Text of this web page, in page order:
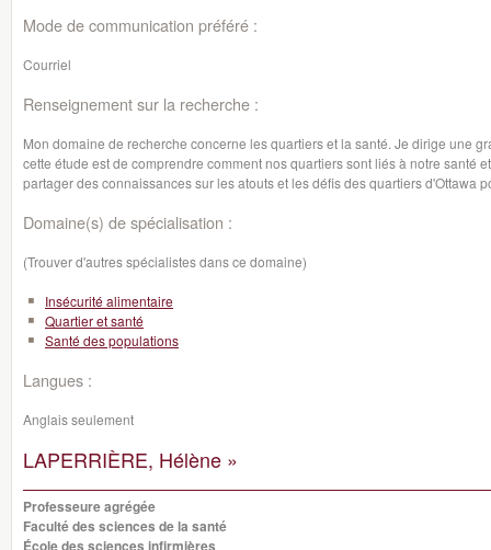
Mode de communication préféré :
Courriel
Renseignement sur la recherche :
Mon domaine de recherche concerne les quartiers et la santé. Je dirige une
cette étude est de comprendre comment nos quartiers sont liés à notre santé
partager des connaissances sur les atouts et les défis des quartiers d'Ottawa
Domaine(s) de spécialisation :
(Trouver d'autres spécialistes dans ce domaine)
Insécurité alimentaire
Quartier et santé
Santé des populations
Langues :
Anglais seulement
LAPERRIÈRE, Hélène »
Professeure agrégée
Faculté des sciences de la santé
École des sciences infirmières